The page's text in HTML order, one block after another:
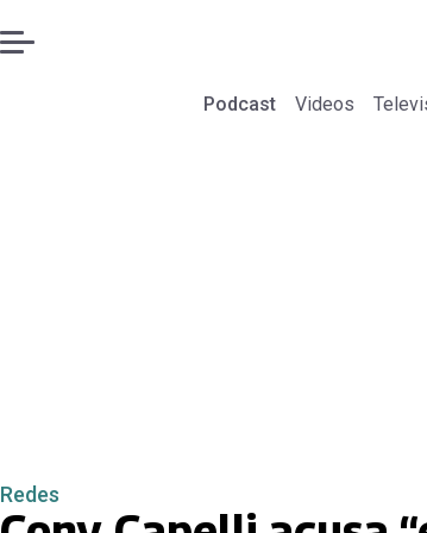
Podcast Videos
Redes